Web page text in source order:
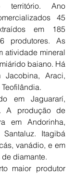
território. Ano
45
em 185
produtores. As
atividade mineral
baiano. Há
Araci,
em Jaguararí,
A produção de
em Andorinha,
Itagibá
vanádio, e em
diamante.
maior produtor